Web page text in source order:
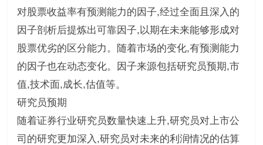
对股票收益率有预测能力的因子,经过全面且深入的
因子剖析后提炼出可靠因子,以期在未来能够形成对
股票优劣的区分能力。随着市场的变化,有预测能力
的因子也在动态变化。因子来源包括研究员预期,市
值,技术面,成长,估值等。
研究员预期
随着证券行业研究员数量快速上升,研究员对上市公
司的研究更加深入,研究员对未来的利润情况的估算